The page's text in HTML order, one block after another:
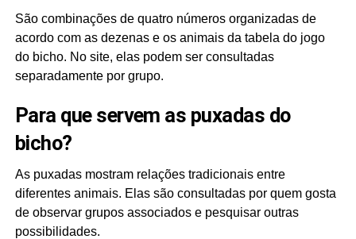
São combinações de quatro números organizadas de
acordo com as dezenas e os animais da tabela do jogo
do bicho. No site, elas podem ser consultadas
separadamente por grupo.
Para que servem as puxadas do
bicho?
As puxadas mostram relações tradicionais entre
diferentes animais. Elas são consultadas por quem gosta
de observar grupos associados e pesquisar outras
possibilidades.